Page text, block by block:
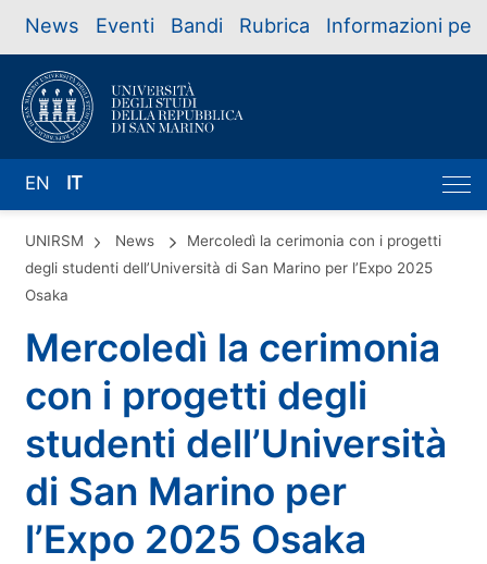
News Eventi Bandi Rubrica Informazioni per
EN IT
UNIRSM News
Mercoledì la cerimonia con i progetti
degli studenti dell’Università di San Marino per l’Expo 2025
Osaka
Mercoledì la cerimonia
con i progetti degli
studenti dell’Università
di San Marino per
l’Expo 2025 Osaka